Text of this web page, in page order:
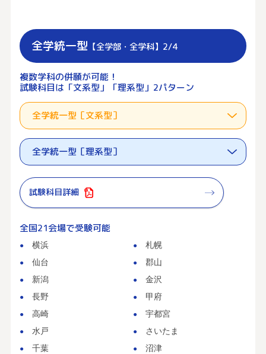
全学統一型 【全学部・全学科】2/4
複数学科の併願が可能！
試験科目は「文系型」「理系型」2パターン
全学統一型［文系型］
全学統一型［理系型］
試験科目詳細
全国21会場で受験可能
横浜
札幌
仙台
郡山
新潟
金沢
長野
甲府
高崎
宇都宮
水戸
さいたま
千葉
沼津